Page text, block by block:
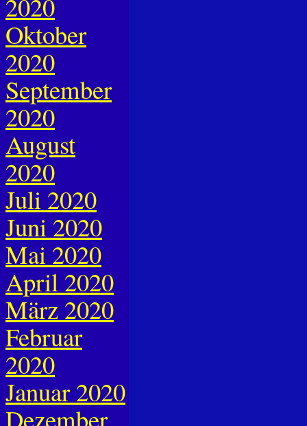
Oktober
2020
September
2020
August
2020
Juli 2020
Juni 2020
Mai 2020
April 2020
März 2020
Februar
2020
Januar 2020
Dezember